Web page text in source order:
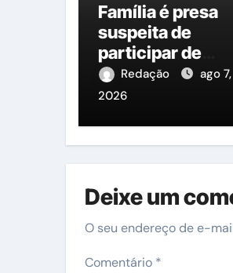
Família é presa
suspeita de
participar de
execução brutal
com pedras em
Redação
ago 7,
2026
Deixe um
O seu endereço de e-
Comentário *